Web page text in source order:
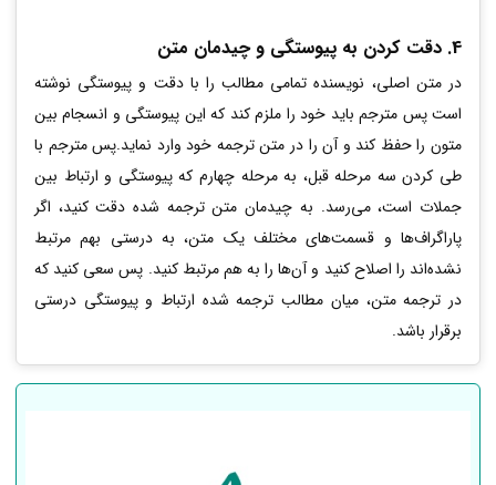
4. دقت کردن به پیوستگی و چیدمان متن
در متن اصلی، نویسنده تمامی مطالب را با دقت و پیوستگی نوشته
است پس مترجم باید خود را ملزم کند که این پیوستگی و انسجام بین
متون را حفظ کند و آن را در متن ترجمه خود وارد نماید.پس مترجم با
طی کردن سه مرحله قبل، به مرحله چهارم که پیوستگی و ارتباط بین
جملات است، می‌رسد. به چیدمان متن ترجمه شده دقت کنید، اگر
پاراگراف‌ها و قسمت‌های مختلف یک متن، به درستی بهم مرتبط
نشده‌اند را اصلاح کنید و آن‌ها را به هم مرتبط کنید. پس سعی کنید که
در ترجمه متن، میان مطالب ترجمه شده ارتباط و پیوستگی درستی
برقرار باشد.